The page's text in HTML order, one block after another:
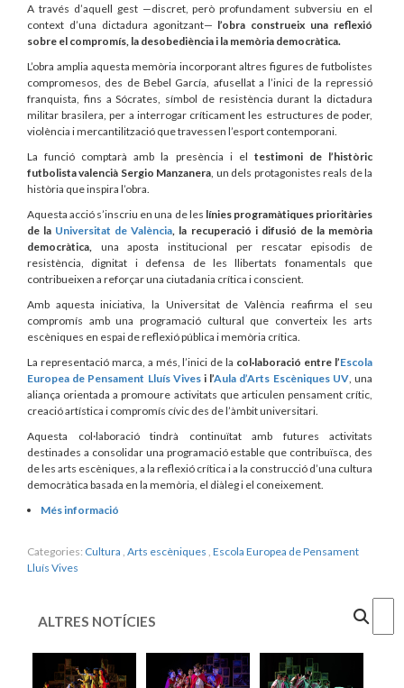
A través d’aquell gest —discret, però profundament subversiu en el
context d’una dictadura agonitzant— l’obra construeix una reflexió
sobre el compromís, la desobediència i la memòria democràtica.
L’obra amplia aquesta memòria incorporant altres figures de futbolistes
compromesos, des de Bebel García, afusellat a l’inici de la repressió
franquista, fins a Sócrates, símbol de resistència durant la dictadura
militar brasilera, per a interrogar críticament les estructures de poder,
violència i mercantilització que travessen l’esport contemporani.
La funció comptarà amb la presència i el testimoni de l’històric
futbolista valencià Sergio Manzanera , un dels protagonistes reals de la
història que inspira l’obra.
Aquesta acció s’inscriu en una de les línies programàtiques prioritàries
de la Universitat de València , la recuperació i difusió de la memòria
democràtica,
una aposta institucional per rescatar episodis de
resistència, dignitat i defensa de les llibertats fonamentals que
contribueixen a reforçar una ciutadania crítica i conscient.
Amb aquesta iniciativa, la Universitat de València reafirma el seu
compromís amb una programació cultural que converteix les arts
escèniques en espai de reflexió pública i memòria crítica.
La representació marca, a més, l’inici de la col·laboració entre l’Escola
Europea de Pensament Lluís Vivesi l’Aula d’Arts Escèniques UV, una
aliança orientada a promoure activitats que articulen pensament crític,
creació artística i compromís cívic des de l’àmbit universitari.
Aquesta col·laboració tindrà continuïtat amb futures activitats
destinades a consolidar una programació estable que contribuïsca, des
de les arts escèniques, a la reflexió crítica i a la construcció d’una cultura
democràtica basada en la memòria, el diàleg i el coneixement.
Més informació
Categories: Cultura Arts escèniques Escola Europea de Pensament
Lluís Vives
ALTRES NOTÍCIES